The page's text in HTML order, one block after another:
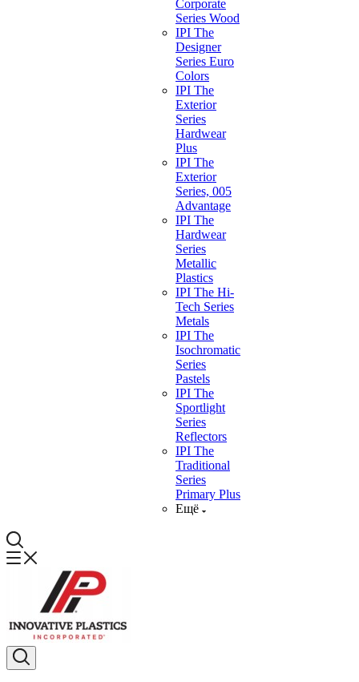
Corporate
Series Wood
IPI The
Designer
Series Euro
Colors
IPI The
Exterior
Series
Hardwear
Plus
IPI The
Exterior
Series, 005
Advantage
IPI The
Hardwear
Series
Metallic
Plastics
IPI The Hi-
Tech Series
Metals
IPI The
Isochromatic
Series
Pastels
IPI The
Sportlight
Series
Reflectors
IPI The
Traditional
Series
Primary Plus
Ещё